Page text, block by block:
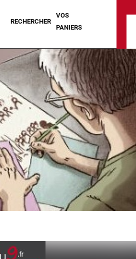
RECHERCHER
VOS
PANIERS